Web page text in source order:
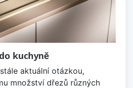
kuchyně
aktuální otázkou,
množství dřezů různých